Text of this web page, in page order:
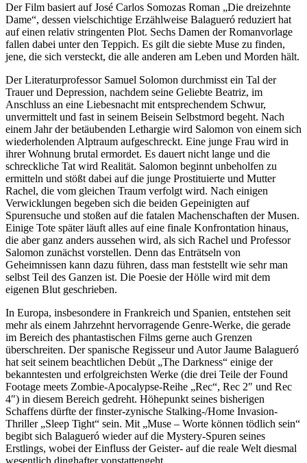
Der Film basiert auf José Carlos Somozas Roman „Die dreizehnte
Dame“, dessen vielschichtige Erzählweise Balagueró reduziert hat
auf einen relativ stringenten Plot. Sechs Damen der Romanvorlage
fallen dabei unter den Teppich. Es gilt die siebte Muse zu finden,
jene, die sich versteckt, die alle anderen am Leben und Morden hält.
Der Literaturprofessor Samuel Solomon durchmisst ein Tal der
Trauer und Depression, nachdem seine Geliebte Beatriz, im
Anschluss an eine Liebesnacht mit entsprechendem Schwur,
unvermittelt und fast in seinem Beisein Selbstmord begeht. Nach
einem Jahr der betäubenden Lethargie wird Salomon von einem sich
wiederholenden Alptraum aufgeschreckt. Eine junge Frau wird in
ihrer Wohnung brutal ermordet. Es dauert nicht lange und die
schreckliche Tat wird Realität. Salomon beginnt unbeholfen zu
ermitteln und stößt dabei auf die junge Prostituierte und Mutter
Rachel, die vom gleichen Traum verfolgt wird. Nach einigen
Verwicklungen begeben sich die beiden Gepeinigten auf
Spurensuche und stoßen auf die fatalen Machenschaften der Musen.
Einige Tote später läuft alles auf eine finale Konfrontation hinaus,
die aber ganz anders aussehen wird, als sich Rachel und Professor
Salomon zunächst vorstellen. Denn das Enträtseln von
Geheimnissen kann dazu führen, dass man feststellt wie sehr man
selbst Teil des Ganzen ist. Die Poesie der Hölle wird mit dem
eigenen Blut geschrieben.
In Europa, insbesondere in Frankreich und Spanien, entstehen seit
mehr als einem Jahrzehnt hervorragende Genre-Werke, die gerade
im Bereich des phantastischen Films gerne auch Grenzen
überschreiten. Der spanische Regisseur und Autor Jaume Balagueró
hat seit seinem beachtlichen Debüt „The Darkness“ einige der
bekanntesten und erfolgreichsten Werke (die drei Teile der Found
Footage meets Zombie-Apocalypse-Reihe „Rec“, Rec 2″ und Rec
4″) in diesem Bereich gedreht. Höhepunkt seines bisherigen
Schaffens dürfte der finster-zynische Stalking-/Home Invasion-
Thriller „Sleep Tight“ sein. Mit „Muse – Worte können tödlich sein“
begibt sich Balagueró wieder auf die Mystery-Spuren seines
Erstlings, wobei der Einfluss der Geister- auf die reale Welt diesmal
wesentlich dinghafter vonstattengeht.